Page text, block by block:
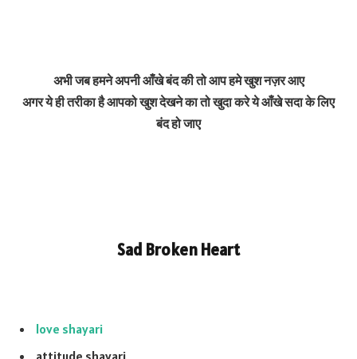
अभी जब हमने अपनी आँखे बंद की तो आप हमे खुश नज़र आए
अगर ये ही तरीका है आपको खुश देखने का तो खुदा करे ये आँखे सदा के लिए
बंद हो जाए
Sad Broken Heart
love shayari